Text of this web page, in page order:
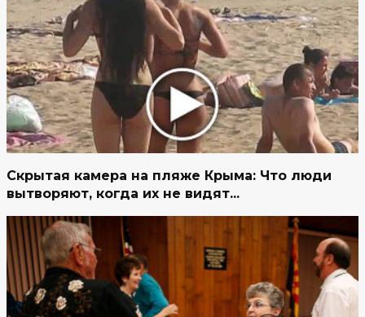
Скрытая камера на пляже Крыма: Что люди
вытворяют, когда их не видят...